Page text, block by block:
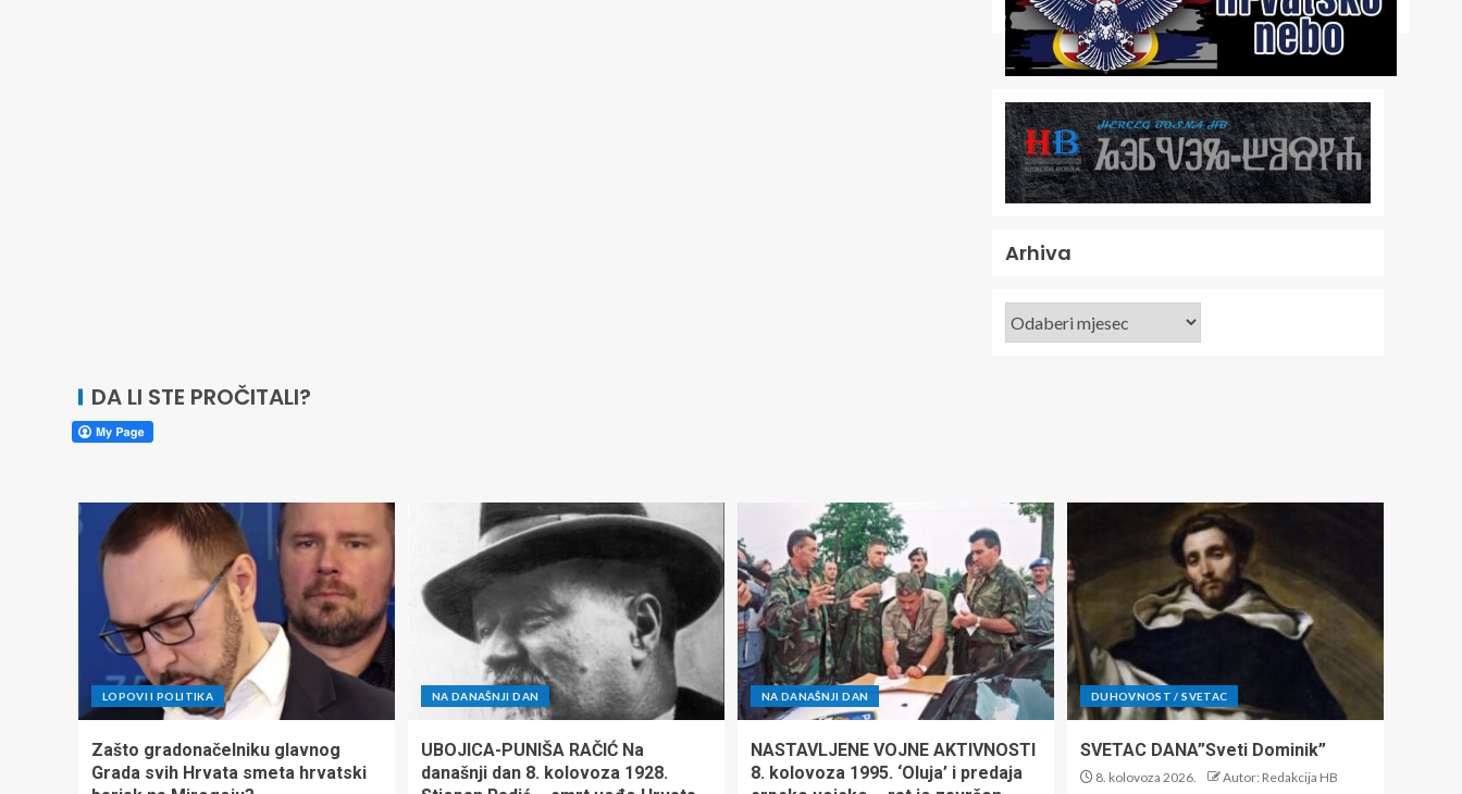
Arhiva
DA LI STE PROČITALI?
LOPOVI I POLITIKA
Zašto gradonačelniku glavnog
Grada svih Hrvata smeta hrvatski
NA DANAŠNJI DAN
UBOJICA-PUNIŠA RAČIĆ Na
današnji dan 8. kolovoza 1928.
NA DANAŠNJI DAN
NASTAVLJENE VOJNE AKTIVNOSTI
8. kolovoza 1995. ‘Oluja’ i predaja
DUHOVNOST / SVETAC
SVETAC DANA”Sveti Dominik”
8. kolovoza 2026. Autor: Redakcija HB